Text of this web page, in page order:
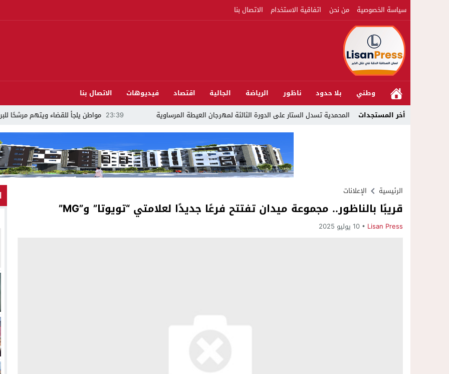
سياسة الخصوصية من نحن اتفاقية الاستخدام الاتصال بنا
وطني بلا حدود ناظور الرياضة الجالية اقتصاد فيديوهات
الاتصال بنا
أخر المستجدات
23:39 مواطن يلجأ للقضاء ويتهم مرشحًا للبرلمان بالدريوش بالاستيلاء 22:51 المحمدية تسدل الستار على الدورة الثالثة لمهرجان العيطة المرساوية
الرئيسية الإعلانات
قريبًا بالناظور.. مجموعة ميدان تفتتح فرعًا جديدًا لعلامتي “تويوتا” و”MG”
Lisan Press 10 يوليو 2025